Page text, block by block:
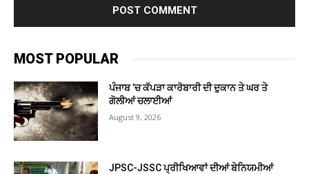
MOST POPULAR
ਪੰਜਾਬ ’ਚ ਕੱਪੜਾ ਕਾਰੋਬਾਰੀ ਦੀ ਦੁਕਾਨ ਤੇ ਘਰ ਤੇ
ਗੋਲੀਆਂ ਚਲਾਈਆਂ
August 9, 2026
JPSC-JSSC ਪ੍ਰੀਖਿਆਵਾਂ ਦੀਆਂ ਬੇਨਿਯਮੀਆਂ